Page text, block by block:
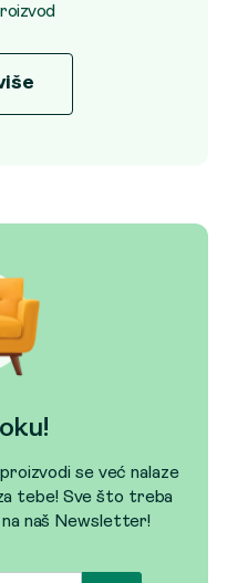
se već nalaze
tebe! Sve što treba
na naš Newsletter!